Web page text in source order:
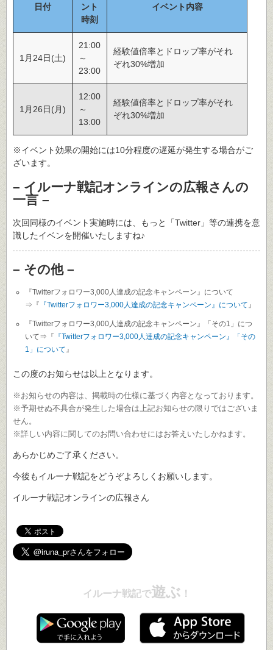
日付
ント
時刻
イベント内容
1月24日(土)
21:00
～
23:00
経験値倍率とドロップ率がそれ
ぞれ30%増加
1月26日(月)
12:00
～
13:00
経験値倍率とドロップ率がそれ
ぞれ30%増加
※イベント効果の開始には10分程度の遅延が発生する場合がご
ざいます。
– イルーナ戦記オンラインの広報さんの
一言 –
次回同様のイベント実施時には、もっと「Twitter」等の連携を意
識したイベンを開催いたしますね♪
– その他 –
『Twitterフォロワー3,000人達成の記念キャンペーン』について
⇒『 『Twitterフォロワー3,000人達成の記念キャンペーン』について』
『Twitterフォロワー3,000人達成の記念キャンペーン』「その1」につ
いて⇒『 『Twitterフォロワー3,000人達成の記念キャンペーン』「その
1」について』
この度のお知らせは以上となります。
※お知らせの内容は、掲載時の仕様に基づく内容となっております。
※予期せぬ不具合が発生した場合は上記お知らせの限りではございま
せん。
※詳しい内容に関してのお問い合わせにはお答えいたしかねます。
あらかじめご了承ください。
今後もイルーナ戦記をどうぞよろしくお願いします。
イルーナ戦記オンラインの広報さん
イルーナ戦記で遊ぶ ！